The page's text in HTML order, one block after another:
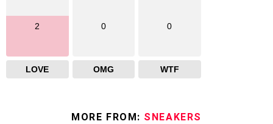
2
LOVE
0
OMG
0
WTF
MORE FROM: SNEAKERS